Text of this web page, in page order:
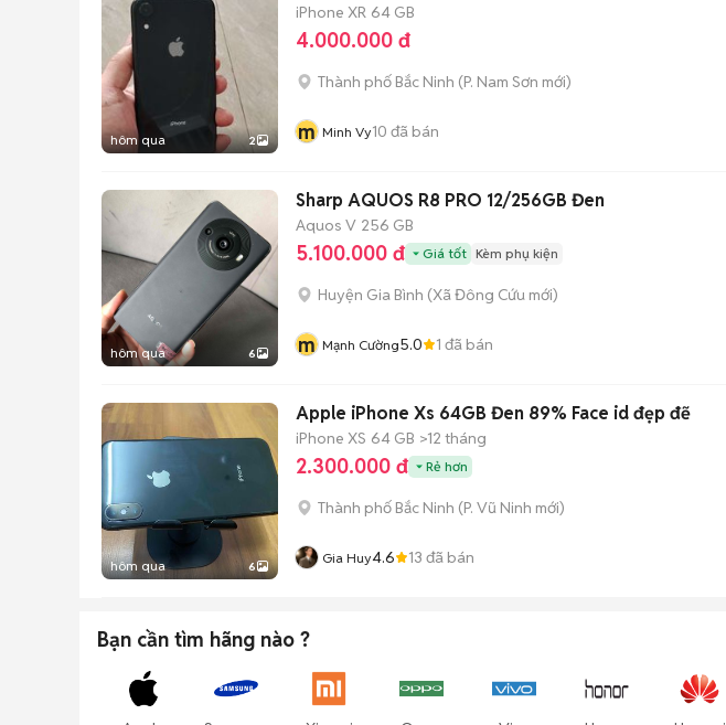
hôm qua 2
iPhone XR 64 GB
4.000.000 đ
Thành phố Bắc Ninh (P. Nam Sơn mới)
m Minh Vy10 đã bán
hôm qua 6
Sharp AQUOS R8 PRO 12/256GB Đen
Aquos V 256 GB
5.100.000 đ Giá tốt Kèm phụ kiện
Huyện Gia Bình (Xã Đông Cứu mới)
m Mạnh Cường5.0 1 đã bán
hôm qua 6
Apple iPhone Xs 64GB Đen 89% Face id đẹp đẽ
iPhone XS 64 GB >12 tháng
2.300.000 đ Rẻ hơn
Thành phố Bắc Ninh (P. Vũ Ninh mới)
Gia Huy4.6 13 đã bán
Bạn cần tìm hãng nào ?